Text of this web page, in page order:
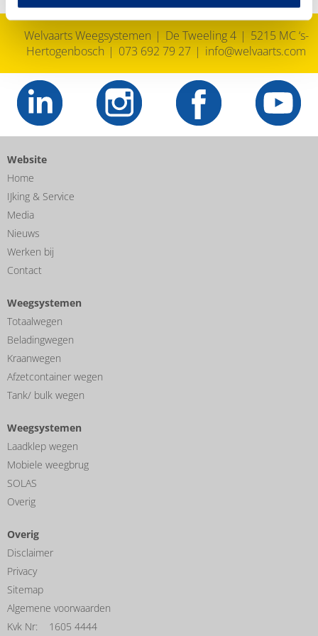
Welvaarts Weegsystemen De Tweeling 4
5215 MC ‘s-
Hertogenbosch
073 692 79 27 info@welvaarts.com
Website
Home
IJking & Service
Media
Nieuws
Werken bij
Contact
Weegsystemen
Totaalwegen
Beladingwegen
Kraanwegen
Afzetcontainer wegen
Tank/ bulk wegen
Weegsystemen
Laadklep wegen
Mobiele weegbrug
SOLAS
Overig
Overig
Disclaimer
Privacy
Sitemap
Algemene voorwaarden
Kvk Nr: 1605 4444